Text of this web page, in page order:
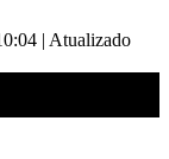
| Atualizado